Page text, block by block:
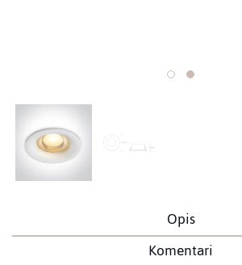
Opis
Komentari